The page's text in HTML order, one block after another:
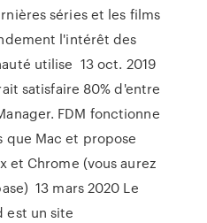
séries et les films
l'intérêt des
utilise 13 oct. 2019
satisfaire 80% d'entre
FDM fonctionne
que Mac et propose
et Chrome (vous aurez
13 mars 2020 Le
est un site